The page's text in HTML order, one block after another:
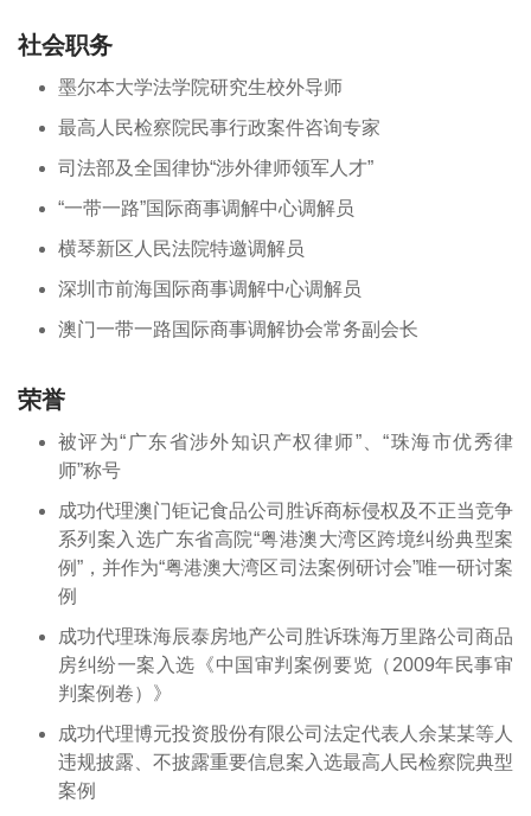
社会职务
墨尔本大学法学院研究生校外导师
最高人民检察院民事行政案件咨询专家
司法部及全国律协“涉外律师领军人才”
“一带一路”国际商事调解中心调解员
横琴新区人民法院特邀调解员
深圳市前海国际商事调解中心调解员
澳门一带一路国际商事调解协会常务副会长
荣誉
被评为“广东省涉外知识产权律师”、“珠海市优秀律
师”称号
成功代理澳门钜记食品公司胜诉商标侵权及不正当竞争
系列案入选广东省高院“粤港澳大湾区跨境纠纷典型案
例”，并作为“粤港澳大湾区司法案例研讨会”唯一研讨案
例
成功代理珠海辰泰房地产公司胜诉珠海万里路公司商品
房纠纷一案入选《中国审判案例要览（2009年民事审
判案例卷）》
成功代理博元投资股份有限公司法定代表人余某某等人
违规披露、不披露重要信息案入选最高人民检察院典型
案例